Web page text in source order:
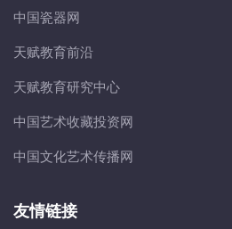
中国瓷器网
天赋教育前沿
天赋教育研究中心
中国艺术收藏投资网
中国文化艺术传播网
友情链接